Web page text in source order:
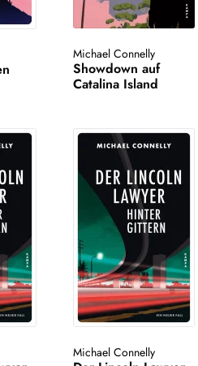
Michael Connelly
Showdown auf
Catalina Island
Michael Connelly